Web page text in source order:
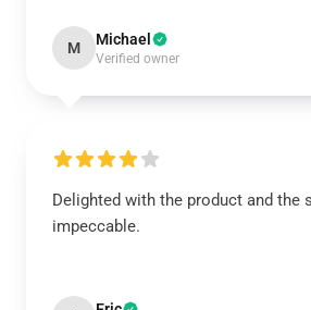
M Michael
Verified owner
Delighted with the product and the
impeccable.